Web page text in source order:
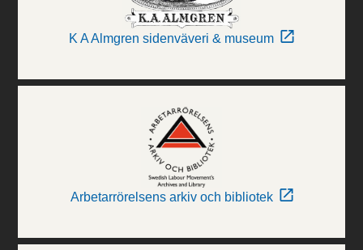
K A Almgren sidenväveri & museum
Arbetarrörelsens arkiv och bibliotek